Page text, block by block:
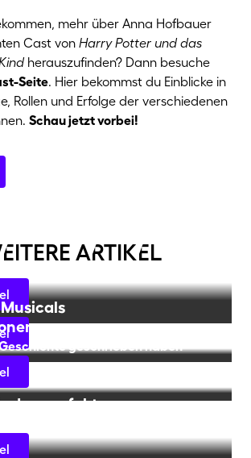
mehr über Anna Hofbauer
Cast von Harry Potter und das
herauszufinden? Dann besuche
Seite. Hier bekommst du Einblicke in
Rollen und Erfolge der verschiedenen
Schau jetzt vorbei!
aRtikEl
geschrieben haben
den perfekten